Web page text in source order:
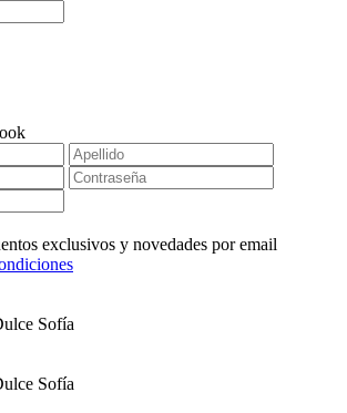
exclusivos y novedades por email